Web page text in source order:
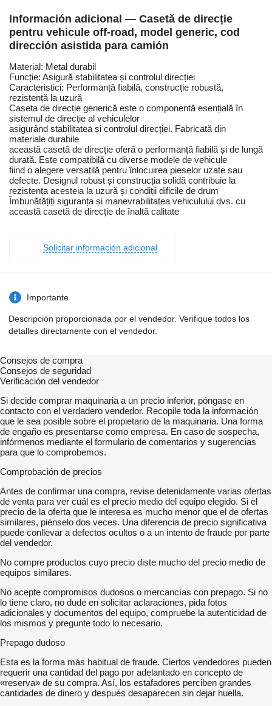
Información adicional — Casetă de direcție
pentru vehicule off-road, model generic, cod
dirección asistida para camión
Material: Metal durabil
Funcție: Asigură stabilitatea și controlul direcției
Caracteristici: Performanță fiabilă, construcție robustă,
rezistență la uzură
Caseta de direcție generică este o componentă esențială în
sistemul de direcție al vehiculelor
asigurând stabilitatea și controlul direcției. Fabricată din
materiale durabile
această casetă de direcție oferă o performanță fiabilă și de lungă
durată. Este compatibilă cu diverse modele de vehicule
fiind o alegere versatilă pentru înlocuirea pieselor uzate sau
defecte. Designul robust și construcția solidă contribuie la
rezistența acesteia la uzură și condiții dificile de drum
Îmbunătățiți siguranța și manevrabilitatea vehiculului dvs. cu
această casetă de direcție de înaltă calitate
Solicitar información adicional
Importante
Descripción proporcionada por el vendedor. Verifique todos los
detalles directamente con el vendedor.
Consejos de compra
Consejos de seguridad
Verificación del vendedor
Si decide comprar maquinaria a un precio inferior, póngase en
contacto con el verdadero vendedor. Recopile toda la información
que le sea posible sobre el propietario de la maquinaria. Una forma
de engaño es presentarse como empresa. En caso de sospecha,
infórmenos mediante el formulario de comentarios y sugerencias
para que lo comprobemos.
Comprobación de precios
Antes de confirmar una compra, revise detenidamente varias ofertas
de venta para ver cuál es el precio medio del equipo elegido. Si el
precio de la oferta que le interesa es mucho menor que el de ofertas
similares, piénselo dos veces. Una diferencia de precio significativa
puede conllevar a defectos ocultos o a un intento de fraude por parte
del vendedor.
No compre productos cuyo precio diste mucho del precio medio de
equipos similares.
No acepte compromisos dudosos o mercancías con prepago. Si no
lo tiene claro, no dude en solicitar aclaraciones, pida fotos
adicionales y documentos del equipo, compruebe la autenticidad de
los mismos y pregunte todo lo necesario.
Prepago dudoso
Esta es la forma más habitual de fraude. Ciertos vendedores pueden
requerir una cantidad del pago por adelantado en concepto de
«reserva» de su compra. Así, los estafadores perciben grandes
cantidades de dinero y después desaparecen sin dejar huella.